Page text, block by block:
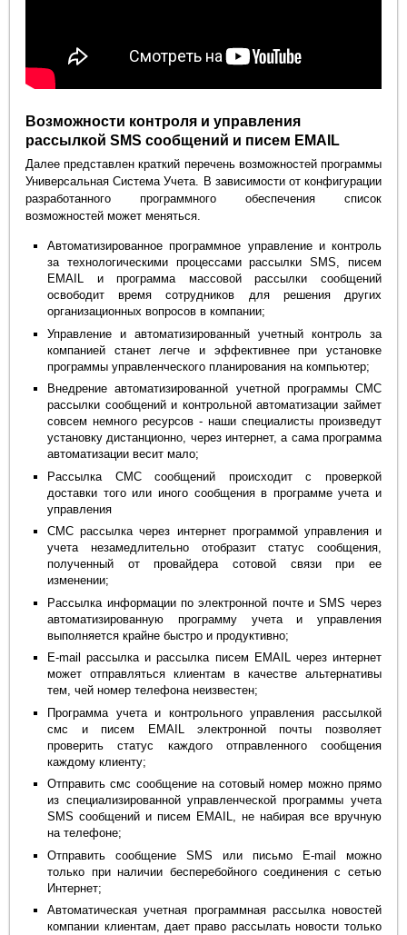
Возможности контроля и управления
рассылкой SMS сообщений и писем EMAIL
Далее представлен краткий перечень возможностей программы
Универсальная Система Учета. В зависимости от конфигурации
разработанного программного обеспечения список
возможностей может меняться.
Автоматизированное программное управление и контроль
за технологическими процессами рассылки SMS, писем
EMAIL и программа массовой рассылки сообщений
освободит время сотрудников для решения других
организационных вопросов в компании;
Управление и автоматизированный учетный контроль за
компанией станет легче и эффективнее при установке
программы управленческого планирования на компьютер;
Внедрение автоматизированной учетной программы СМС
рассылки сообщений и контрольной автоматизации займет
совсем немного ресурсов - наши специалисты произведут
установку дистанционно, через интернет, а сама программа
автоматизации весит мало;
Рассылка СМС сообщений происходит с проверкой
доставки того или иного сообщения в программе учета и
управления
СМС рассылка через интернет программой управления и
учета незамедлительно отобразит статус сообщения,
полученный от провайдера сотовой связи при ее
изменении;
Рассылка информации по электронной почте и SMS через
автоматизированную программу учета и управления
выполняется крайне быстро и продуктивно;
E-mail рассылка и рассылка писем EMAIL через интернет
может отправляться клиентам в качестве альтернативы
тем, чей номер телефона неизвестен;
Программа учета и контрольного управления рассылкой
смс и писем EMAIL электронной почты позволяет
проверить статус каждого отправленного сообщения
каждому клиенту;
Отправить смс сообщение на сотовый номер можно прямо
из специализированной управленческой программы учета
SMS сообщений и писем EMAIL, не набирая все вручную
на телефоне;
Отправить сообщение SMS или письмо E-mail можно
только при наличии бесперебойного соединения с сетью
Интернет;
Автоматическая учетная программная рассылка новостей
компании клиентам, дает право рассылать новости только